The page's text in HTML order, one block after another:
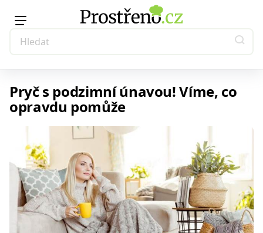
Pryč s podzimní únavou! Víme, co
opravdu pomůže